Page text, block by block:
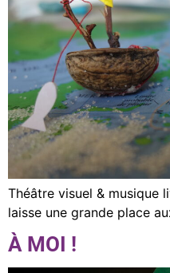
Théâtre visuel & musique
laisse une grande place
À MOI !